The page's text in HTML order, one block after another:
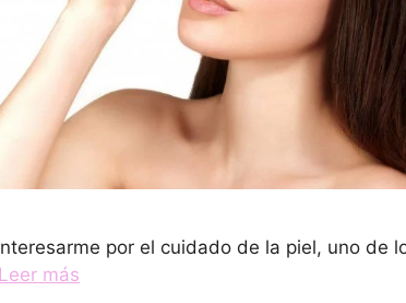
por el cuidado de la piel, uno de
Leer más